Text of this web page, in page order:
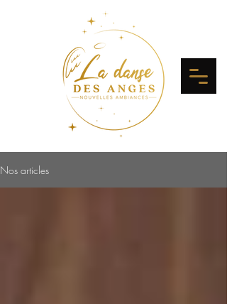
Nos articles